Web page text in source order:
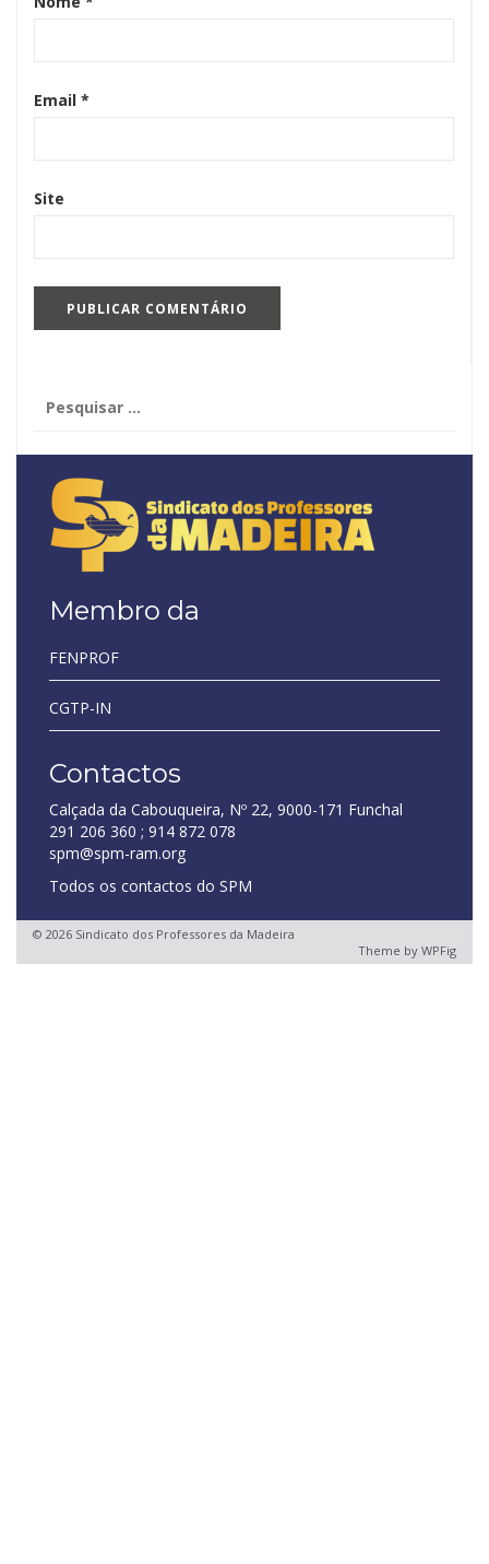
Email *
Site
por:
Membro da
FENPROF
CGTP-IN
Contactos
Calçada da Cabouqueira, Nº 22, 9000-171 Funchal
291 206 360 ; 914 872 078
spm@spm-ram.org
Todos os contactos do SPM
© 2026 Sindicato dos Professores da Madeira
Theme by WPFig